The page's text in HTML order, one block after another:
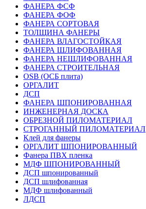
ФАНЕРА ФСФ
ФАНЕРА ФОФ
ФАНЕРА СОРТОВАЯ
ТОЛЩИНА ФАНЕРЫ
ФАНЕРА ВЛАГОСТОЙКАЯ
ФАНЕРА ШЛИФОВАННАЯ
ФАНЕРА НЕШЛИФОВАННАЯ
ФАНЕРА СТРОИТЕЛЬНАЯ
OSB (ОСБ плита)
ОРГАЛИТ
ДСП
ФАНЕРА ШПОНИРОВАННАЯ
ИНЖЕНЕРНАЯ ДОСКА
ОБРЕЗНОЙ ПИЛОМАТЕРИАЛ
СТРОГАННЫЙ ПИЛОМАТЕРИАЛ
Клей для фанеры
ОРГАЛИТ ШПОНИРОВАННЫЙ
Фанера ПВХ пленка
МДФ ШПОНИРОВАННЫЙ
ДСП шпонированный
ДСП шлифованная
МДФ шлифованный
ЛДСП